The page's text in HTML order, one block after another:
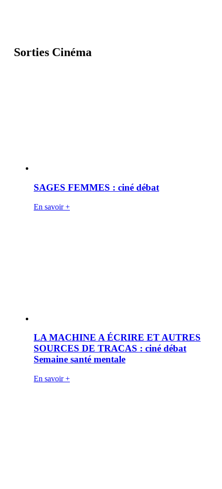
Sorties Cinéma
SAGES FEMMES : ciné débat
En savoir +
LA MACHINE A ÉCRIRE ET AUTRES
SOURCES DE TRACAS : ciné débat
Semaine santé mentale
En savoir +